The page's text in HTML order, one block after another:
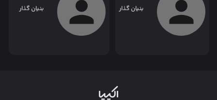
بنیان گذار بنیان گذار